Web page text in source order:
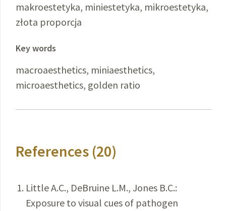
makroestetyka, miniestetyka, mikroestetyka,
złota proporcja
Key words
macroaesthetics, miniaesthetics,
microaesthetics, golden ratio
References (20)
Little A.C., DeBruine L.M., Jones B.C.:
Exposure to visual cues of pathogen